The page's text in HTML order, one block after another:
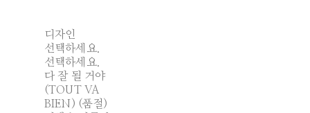
디자인
선택하세요.
선택하세요.
다 잘 될 거야
(TOUT VA
BIEN) (품절)